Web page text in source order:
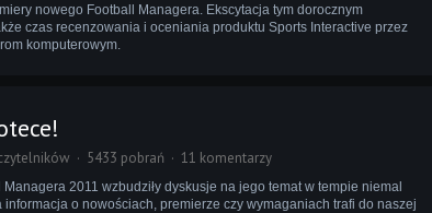
nowego Football Managera. Ekscytacja tym dorocznym
czas recenzowania i oceniania produktu Sports Interactive przez
komputerowym.
5433 pobrań 11 komentarzy
2011 wzbudziły dyskusje na jego temat w tempie niemal
informacja o nowościach, premierze czy wymaganiach trafi do naszej